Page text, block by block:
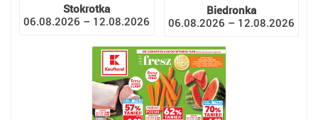
Stokrotka
06.08.2026 – 12.08.2026
Biedronka
06.08.2026 – 12.08.2026